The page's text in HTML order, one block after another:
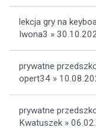
lekcja gry na
Iwona3 »
prywatne
opert34 »
prywatne
Kwatuszek »